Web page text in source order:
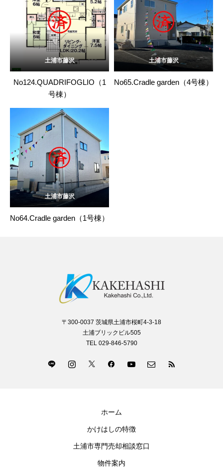
土浦市藤沢
No124.QUADRIFOGLIO（1
号棟）
土浦市藤沢
No65.Cradle garden（4号棟）
土浦市藤沢
No64.Cradle garden（1号棟）
〒300-0037 茨城県土浦市桜町4-3-18
土浦ブリックビル505
TEL 029-846-5790
ホーム
かけはしの特徴
土浦市専門売却相談窓口
物件案内